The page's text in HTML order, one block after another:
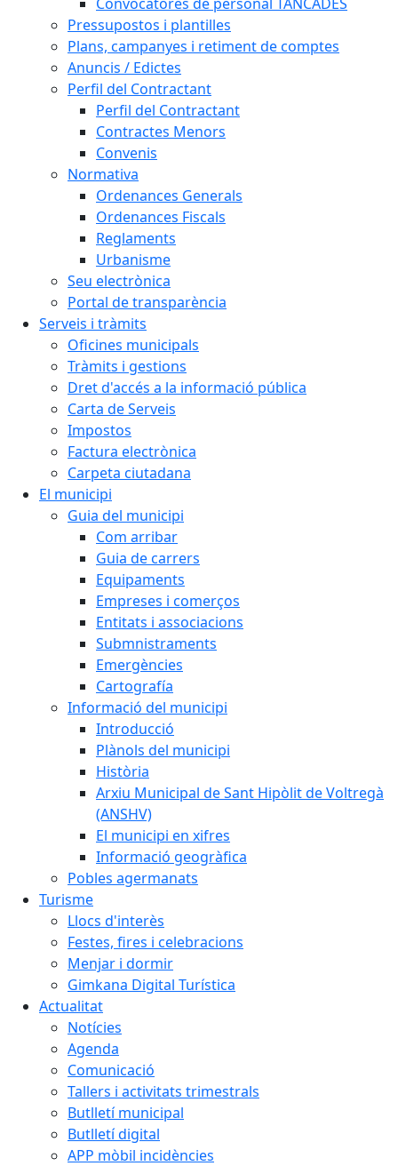
Pressupostos i plantilles
Plans, campanyes i retiment de comptes
Anuncis / Edictes
Perfil del Contractant
Perfil del Contractant
Contractes Menors
Convenis
Normativa
Ordenances Generals
Ordenances Fiscals
Reglaments
Urbanisme
Seu electrònica
Portal de transparència
Serveis i tràmits
Oficines municipals
Tràmits i gestions
Dret d'accés a la informació pública
Carta de Serveis
Impostos
Factura electrònica
Carpeta ciutadana
El municipi
Guia del municipi
Com arribar
Guia de carrers
Equipaments
Empreses i comerços
Entitats i associacions
Submnistraments
Emergències
Cartografía
Informació del municipi
Introducció
Plànols del municipi
Història
Arxiu Municipal de Sant Hipòlit de Voltregà
(ANSHV)
El municipi en xifres
Informació geogràfica
Pobles agermanats
Turisme
Llocs d'interès
Festes, fires i celebracions
Menjar i dormir
Gimkana Digital Turística
Actualitat
Notícies
Agenda
Comunicació
Tallers i activitats trimestrals
Butlletí municipal
Butlletí digital
APP mòbil incidències